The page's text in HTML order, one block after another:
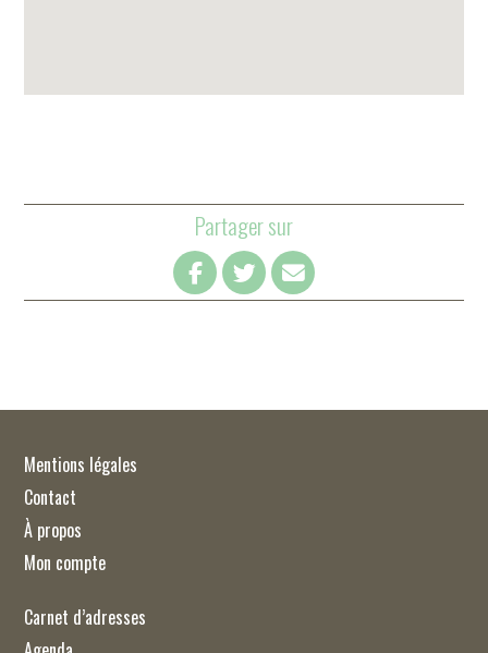
Partager sur
Mentions légales
Contact
À propos
Mon compte
Carnet d’adresses